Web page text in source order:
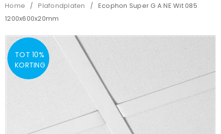
Home / Plafondplaten /
Ecophon Super G A NE Wit 085
1200x600x20mm
TOT 10%
KORTING